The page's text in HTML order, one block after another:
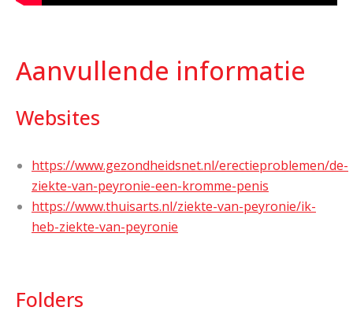
Aanvullende informatie
Websites
https://www.gezondheidsnet.nl/erectieproblemen/de-
ziekte-van-peyronie-een-kromme-penis
https://www.thuisarts.nl/ziekte-van-peyronie/ik-
heb-ziekte-van-peyronie
Folders